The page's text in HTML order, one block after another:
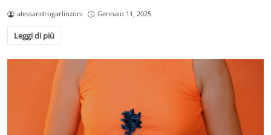
alessandrogarlinzoni Gennaio 11, 2025
Leggi di più